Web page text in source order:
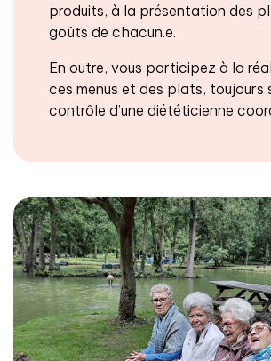
produits, à la présentation des
goûts de chacun.e.
En outre, vous participez à la
ces menus et des plats, toujours
contrôle d’une diététicienne